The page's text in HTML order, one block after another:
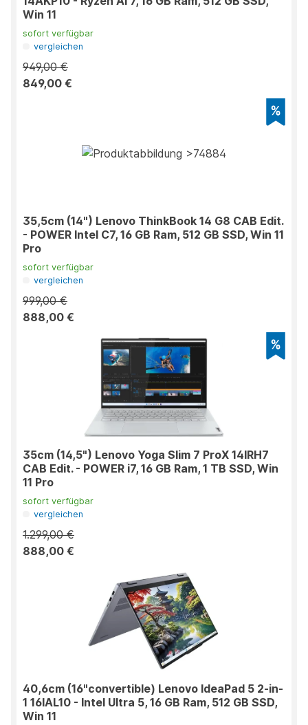
Win 11
sofort verfügbar
vergleichen
949,00 €
849,00 €
35,5cm (14") Lenovo ThinkBook 14 G8 CAB Edit.
- POWER Intel C7, 16 GB Ram, 512 GB SSD, Win 11
Pro
sofort verfügbar
vergleichen
999,00 €
888,00 €
35cm (14,5") Lenovo Yoga Slim 7 ProX 14IRH7
CAB Edit. - POWER i7, 16 GB Ram, 1 TB SSD, Win
11 Pro
sofort verfügbar
vergleichen
1.299,00 €
888,00 €
40,6cm (16"convertible) Lenovo IdeaPad 5 2-in-
1 16IAL10 - Intel Ultra 5, 16 GB Ram, 512 GB SSD,
Win 11